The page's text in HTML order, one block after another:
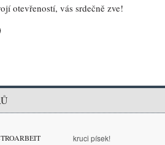
otevřeností, vás srdečně zve!
kruci písek!